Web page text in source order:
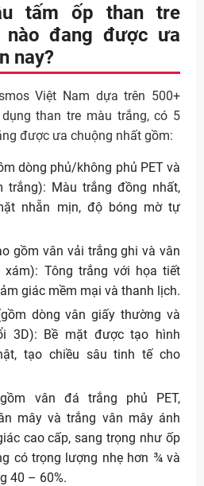
tấm ốp than tre
nào đang được ưa
nay?
Việt Nam dựa trên 500+
than tre màu trắng, có 5
được ưa chuộng nhất gồm:
dòng phủ/không phủ PET và
trắng): Màu trắng đồng nhất,
nhẵn mịn, độ bóng mờ tự
gồm vân vải trắng ghi và vân
xám): Tông trắng với họa tiết
giác mềm mại và thanh lịch.
dòng vân giấy thường và
3D): Bề mặt được tạo hình
tạo chiều sâu tinh tế cho
vân đá trắng phủ PET,
mây và trắng vân mây ánh
cao cấp, sang trọng như ốp
có trọng lượng nhẹ hơn ¾ và
40 – 60%.